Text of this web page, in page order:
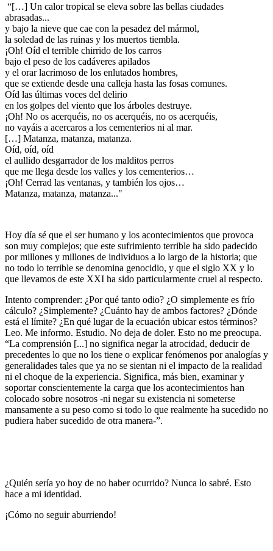
“[…] Un calor tropical se eleva sobre las bellas ciudades
abrasadas...
y bajo la nieve que cae con la pesadez del mármol,
la soledad de las ruinas y los muertos tiembla.
¡Oh! Oíd el terrible chirrido de los carros
bajo el peso de los cadáveres apilados
y el orar lacrimoso de los enlutados hombres,
que se extiende desde una calleja hasta las fosas comunes.
Oíd las últimas voces del delirio
en los golpes del viento que los árboles destruye.
¡Oh! No os acerquéis, no os acerquéis, no os acerquéis,
no vayáis a acercaros a los cementerios ni al mar.
[…] Matanza, matanza, matanza.
Oíd, oíd, oíd
el aullido desgarrador de los malditos perros
que me llega desde los valles y los cementerios…
¡Oh! Cerrad las ventanas, y también los ojos…
Matanza, matanza, matanza..."
Hoy día sé que el ser humano y los acontecimientos que provoca
son muy complejos; que este sufrimiento terrible ha sido padecido
por millones y millones de individuos a lo largo de la historia; que
no todo lo terrible se denomina genocidio, y que el siglo XX y lo
que llevamos de este XXI ha sido particularmente cruel al respecto.
Intento comprender: ¿Por qué tanto odio? ¿O simplemente es frío
cálculo? ¿Simplemente? ¿Cuánto hay de ambos factores? ¿Dónde
está el límite? ¿En qué lugar de la ecuación ubicar estos términos?
Leo. Me informo. Estudio. No deja de doler. Esto no me preocupa.
“La comprensión [...] no significa negar la atrocidad, deducir de
precedentes lo que no los tiene o explicar fenómenos por analogías y
generalidades tales que ya no se sientan ni el impacto de la realidad
ni el choque de la experiencia. Significa, más bien, examinar y
soportar conscientemente la carga que los acontecimientos han
colocado sobre nosotros -ni negar su existencia ni someterse
mansamente a su peso como si todo lo que realmente ha sucedido no
pudiera haber sucedido de otra manera-”.
¿Quién sería yo hoy de no haber ocurrido? Nunca lo sabré. Esto
hace a mi identidad.
¡Cómo no seguir aburriendo!